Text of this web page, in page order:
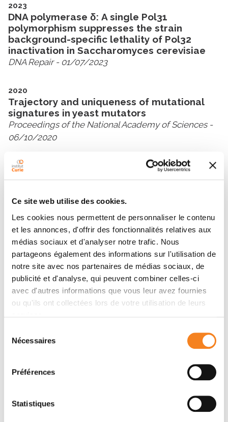
Ce site web utilise des cookies.
Les cookies nous permettent de personnaliser le contenu
et les annonces, d'offrir des fonctionnalités relatives aux
médias sociaux et d'analyser notre trafic. Nous
partageons également des informations sur l'utilisation de
notre site avec nos partenaires de médias sociaux, de
publicité et d'analyse, qui peuvent combiner celles-ci
avec d'autres informations que vous leur avez fournies
ou qu'ils ont collectées lors de votre utilisation de leurs
Nécessaires
Préférences
Statistiques
2023
DNA polymerase δ: A single Pol31
polymorphism suppresses the strain
background-specific lethality of Pol32
inactivation in Saccharomyces cerevisiae
DNA Repair- 01/07/2023
2020
Trajectory and uniqueness of mutational
signatures in yeast mutators
Proceedings of the National Academy of Sciences-
06/10/2020
2019
Accurate Tracking of the Mutational
Molecular Biology and Evolution
Show all publications
Contact me by phone or by filling in the form below
Message